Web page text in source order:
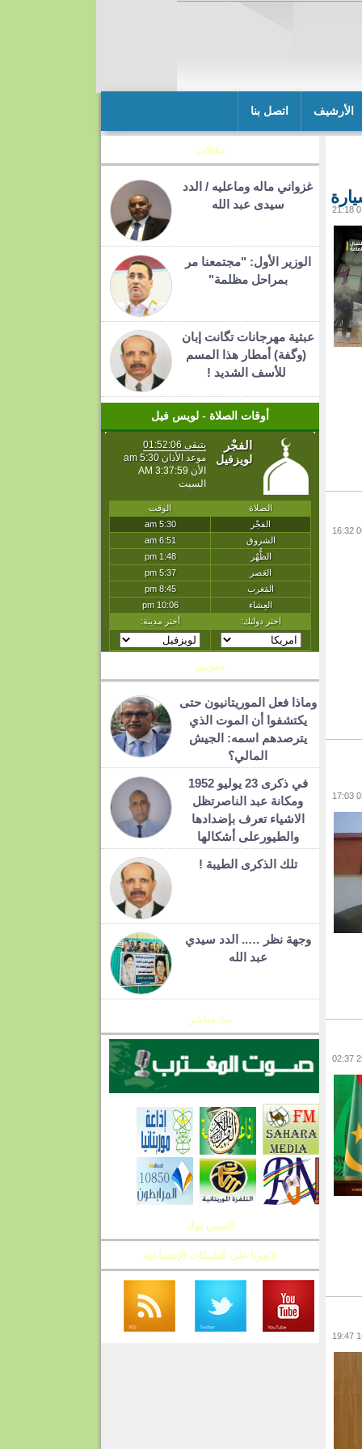
الأرشيف اتصل بنا
مقالات
غزواني ماله وماعليه / الدد
سيدى عبد الله
الوزير الأول: "مجتمعنا مر
بمراحل مظلمة"
عبثية مهرجانات تگانت إبان
(وگفة) أمطار هذا المسم
للأسف الشديد !
أوقات الصلاة - لويس فيل
مدونين
وماذا فعل الموريتانيون حتى
يكتشفوا أن الموت الذي
يترصدهم اسمه: الجيش
المالي؟
في ذكرى 23 يوليو 1952
ومكانة عبد الناصرتظل
الاشياء تعرف بإضدادها
والطيورعلى أشكالها
تلك الذكرى الطيبة !
وجهة نظر ….. الدد سيدي
عبد الله
بث مباشر
الفيس بوك
تابعونا على الشبكات الإجتماعية